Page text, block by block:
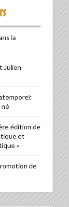
la
Julien
né
édition de
et
»
de